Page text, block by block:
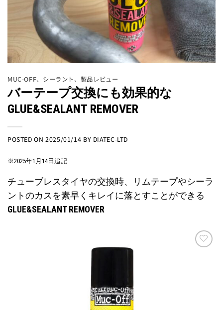
MUC-OFF、 シーラント、 製品レビュー
バーテープ交換にも効果的な
GLUE&SEALANT REMOVER
POSTED ON2025/01/14 BY DIATEC-LTD
※2025年1月14日追記
チューブレスタイヤの交換時、リムテープやシーラ
ントのカスを素早くキレイに落とすことができる
GLUE&SEALANT REMOVER